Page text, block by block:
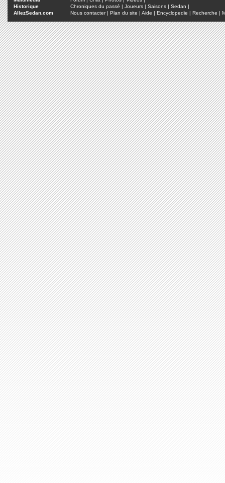
Historique
Chroniques du passé | Joueurs | Saisons | Sedan |
AllezSedan.com
Nous contacter| Plan du site | Aide | Encyclopedie | Recherche |